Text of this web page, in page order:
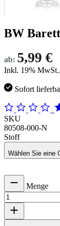
BW
ab: 5,99 €
Inkl. 19%
Sofort
SKU
80508-000-N
Stoff
Wählen Sie eine
Menge